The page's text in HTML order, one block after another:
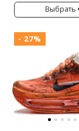
Выбрать
- 27%